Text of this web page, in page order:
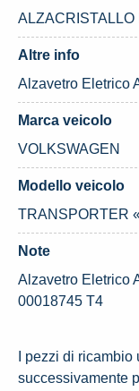
ALZACRISTALLO
Altre info
Alzavetro Eletrico
Marca veicolo
VOLKSWAGEN
Modello veicolo
TRANSPORTER
Note
Alzavetro Eletrico
00018745 T4
I pezzi di
successivamente